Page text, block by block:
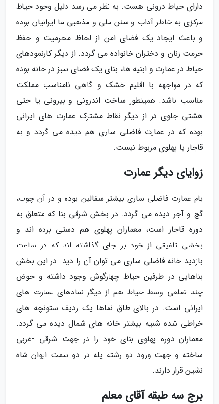
دارای حیاط درونی هست. به نظر می رسد دلیل وجود حیاط
مرکزی به خاطر آداب و سنن ملی و مذهبی ما ایرانیان بوده
و باعث ایجاد یک فضای امن از لحاظ محرمیت و حفظ
حرمت زنان و دختران خانواده می گردد. از دیگر کارنمودهای
حیاط در عمارت و ابنیه ها، بنای یک فضای سبز در خانه بوده
که در مواجهه با اقلیم خشک و گاهی نامناسب مملکت
مناسب باشد. همینطور ساخت اندرونی و بیرونی یا حتی
هشتی جلوی در از دیگر نقاط مشترک عمارت های ایرانی
بوده که در عمارت فاضلی ساری هم دیده می گردد و به
قاجار یا پهلوی مربوط نیست.
زوایای دیگر عمارت
بام عمارت فاضلی ساری بیشتر سفالین بوده و در آن چوب،
گچ و آجر دیده می گردد. در بخش شرقی بنا که متعلق به
دوره قاجار است، معماران پهلوی هم دستی برده اند و
بخشی تلفیقی از خود بر جای گذاشته اند که در ساعت
بازدید خانه فاضلی ساری می توان آن را دید. در این بخش
بناهایی در طرفین حیاط چهارگوش وجود داشته و حوض
چند ضلعی وسط حیاط هم از دیگر نمادهای عمارت های
ایرانی است. در بالای طاق نماها یک ردیف ستونچه های
خراطی شده شبیه بیشتر خانه های شمال دیده می گردد.
معماران دوره پهلوی بنای خود را در جهت شرقی -غربی
ساخته و جهت ورود دو رشته پله در دو سمت ایوان شاه
نشین قرار دارند.
برج سه طبقه آقای معلم